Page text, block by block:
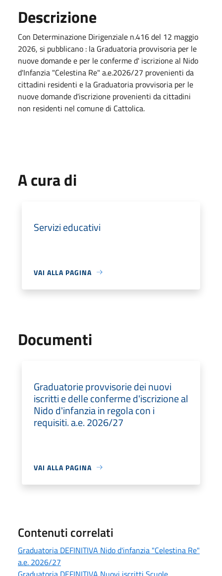
Descrizione
Con Determinazione Dirigenziale n.416 del 12 maggio
2026, si pubblicano : la Graduatoria provvisoria per le
nuove domande e per le conferme d' iscrizione al Nido
d'Infanzia "Celestina Re" a.e.2026/27 provenienti da
cittadini residenti e la Graduatoria provvisoria per le
nuove domande d'iscrizione provenienti da cittadini
non residenti nel comune di Cattolica.
A cura di
Servizi educativi
VAI ALLA PAGINA
Documenti
Graduatorie provvisorie dei nuovi
iscritti e delle conferme d'iscrizione al
Nido d'infanzia in regola con i
requisiti. a.e. 2026/27
VAI ALLA PAGINA
Contenuti correlati
Graduatoria DEFINITIVA Nido d'infanzia "Celestina Re"
a.e. 2026/27